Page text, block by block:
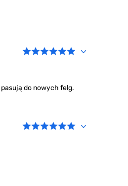
pasują do nowych felg.